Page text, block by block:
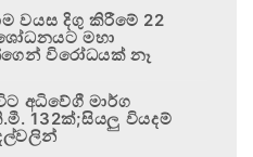
වයස දිගු කිරීමේ 22
මහා
විරෝධයක් නෑ
අධිවේගී මාර්ග
132ක්;සියලු වියදම්